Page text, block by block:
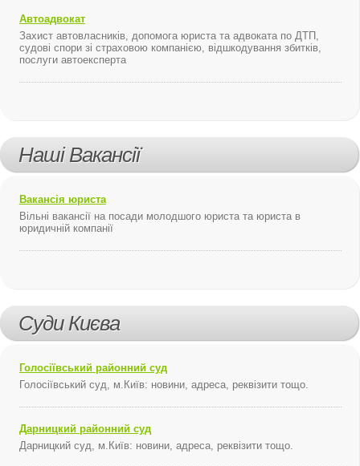
Автоадвокат
Захист автовласників, допомога юриста та адвоката по ДТП,
судові спори зі страховою компанією, відшкодування збитків,
послуги автоексперта
Наші Вакансії
Вакансія юриста
Вільні вакансії на посади молодшого юриста та юриста в
юридичній компанії
Суди Києва
Голосіївський районний суд
Голосіївський суд, м.Київ: новини, адреса, реквізити тощо.
Дарницкий районний суд
Дарницкий суд, м.Київ: новини, адреса, реквізити тощо.